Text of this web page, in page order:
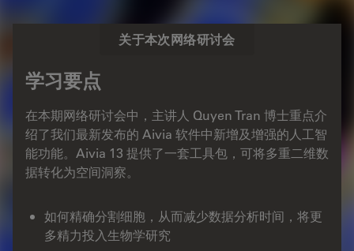
关于本次网络研讨会
学习要点
在本期网络研讨会中，主讲人 Quyen Tran 博士重点介
绍了我们最新发布的 Aivia 软件中新增及增强的人工智
能功能。Aivia 13 提供了一套工具包，可将多重二维数
据转化为空间洞察。
如何精确分割细胞，从而减少数据分析时间，将更
多精力投入生物学研究